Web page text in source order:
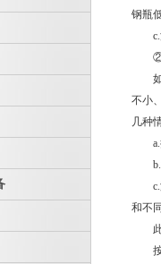
钢瓶
c.流
②辅
如
不小
几种
a.
b.
c.没
和不
此
按